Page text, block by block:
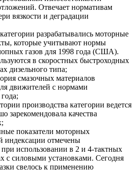
Отвечает нормативам
вязкости и деградации
разрабатывались моторные
которые учитывают нормы
газов для 1998 года (США).
в скоростных быстроходных
дизельного типа;
смазочных материалов
движителей с нормами
производства категории ведется
зарекомендовала качества
показатели моторных
индексации отмечены
использовании в 2 и 4-тактных
с силовыми установками. Сегодня
свелось к применению